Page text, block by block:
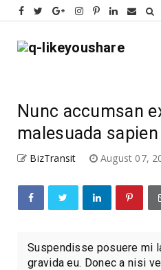
Nunc accumsan
malesuada
BizTransit August 07,
Suspendisse posuere mi
gravida eu. Donec a nisi